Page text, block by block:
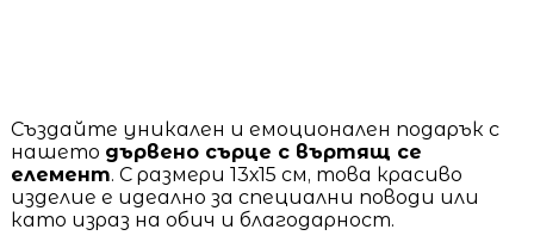
Създайте уникален и емоционален подарък с
нашето дървено сърце с въртящ се
елемент. С размери 13х15 см, това красиво
изделие е идеално за специални поводи или
като израз на обич и благодарност.